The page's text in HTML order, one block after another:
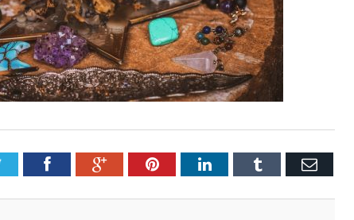
TwitterFacebookGoogle+PinterestLinkedInTumblr E-